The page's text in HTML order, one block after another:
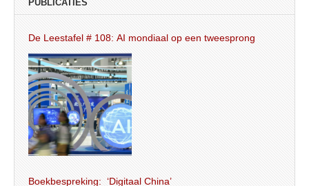
PUBLICATIES
De Leestafel # 108: AI mondiaal op een tweesprong
Boekbespreking: ‘Digitaal China’